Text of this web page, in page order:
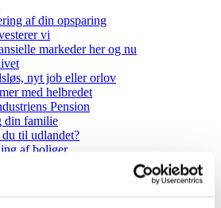
af din opsparing
vi
markeder her og nu
nyt job eller orlov
med helbredet
Pension
din familie
til udlandet?
af boliger